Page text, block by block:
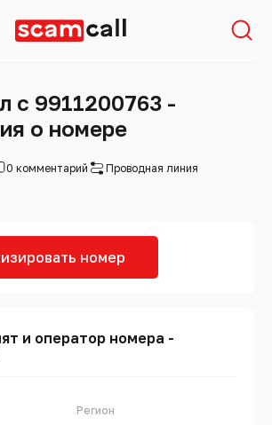
с 9911200763 -
о номере
0 комментарий Проводная линия
номер
и оператор номера -
Регион